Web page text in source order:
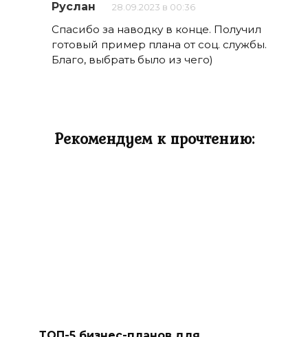
Руслан 28.09.2023 в 00:36
Спасибо за наводку в конце. Получил
готовый пример плана от соц. службы.
Благо, выбрать было из чего)
Рекомендуем к прочтению: